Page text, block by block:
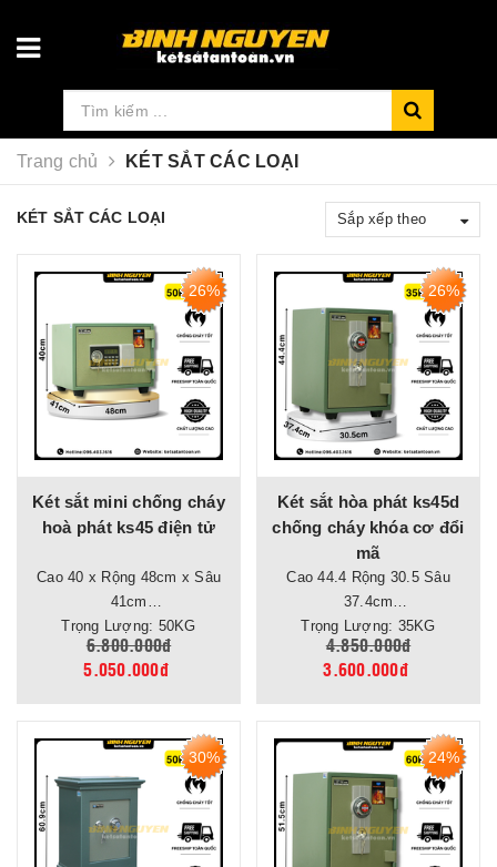
Trang chủ KÉT SẮT CÁC LOẠI
KÉT SẮT CÁC LOẠI Sắp xếp theo
26%
Két sắt mini chống cháy
hoà phát ks45 điện tử
Cao 40 x Rộng 48cm x Sâu
41cm
Trọng Lượng: 50KG
6.800.000đ
5.050.000đ
26%
Két sắt hòa phát ks45d
chống cháy khóa cơ đổi
mã
Cao 44.4 Rộng 30.5 Sâu
37.4cm
Trọng Lượng: 35KG
4.850.000đ
3.600.000đ
30% 24%